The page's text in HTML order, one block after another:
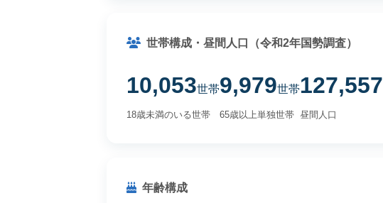
世帯構成・昼間人口（令和2年国勢調査）
10,053世帯
18歳未満のいる世帯
9,979世帯
65歳以上単独世帯
127,557
昼間人口
年齢構成